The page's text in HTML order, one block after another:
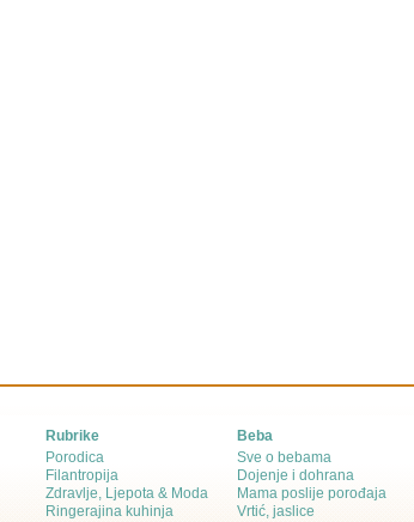
Rubrike
Porodica
Filantropija
Zdravlje, Ljepota & Moda
Ringerajina kuhinja
Beba
Sve o bebama
Dojenje i dohrana
Mama poslije porođaja
Vrtić, jaslice